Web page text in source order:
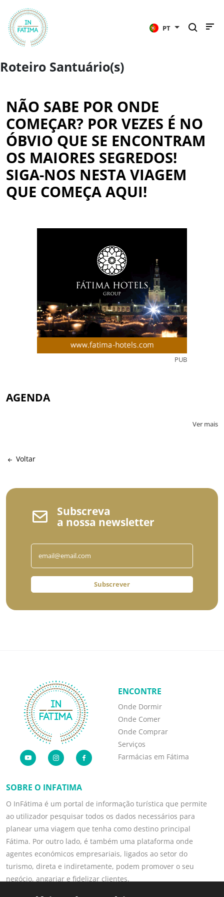
PT
Roteiro Santuário(s)
NÃO SABE POR ONDE
COMEÇAR? POR VEZES É NO
ÓBVIO QUE SE ENCONTRAM
OS MAIORES SEGREDOS!
SIGA-NOS NESTA VIAGEM
QUE COMEÇA AQUI!
PUB
AGENDA
Ver mais
Voltar
Subscreva
a nossa newsletter
Subscrever
SOBRE O INFATIMA
O InFátima é um portal de informação turística que permite
ao utilizador pesquisar todos os dados necessários para
planear uma viagem que tenha como destino principal
Fátima. Por outro lado, é também uma plataforma onde
agentes económicos empresariais, ligados ao setor do
turismo, direta e indiretamente, podem promover o seu
negócio, angariar e fidelizar clientes.
ENCONTRE
Onde Dormir
Onde Comer
Onde Comprar
Serviços
Farmácias em Fátima